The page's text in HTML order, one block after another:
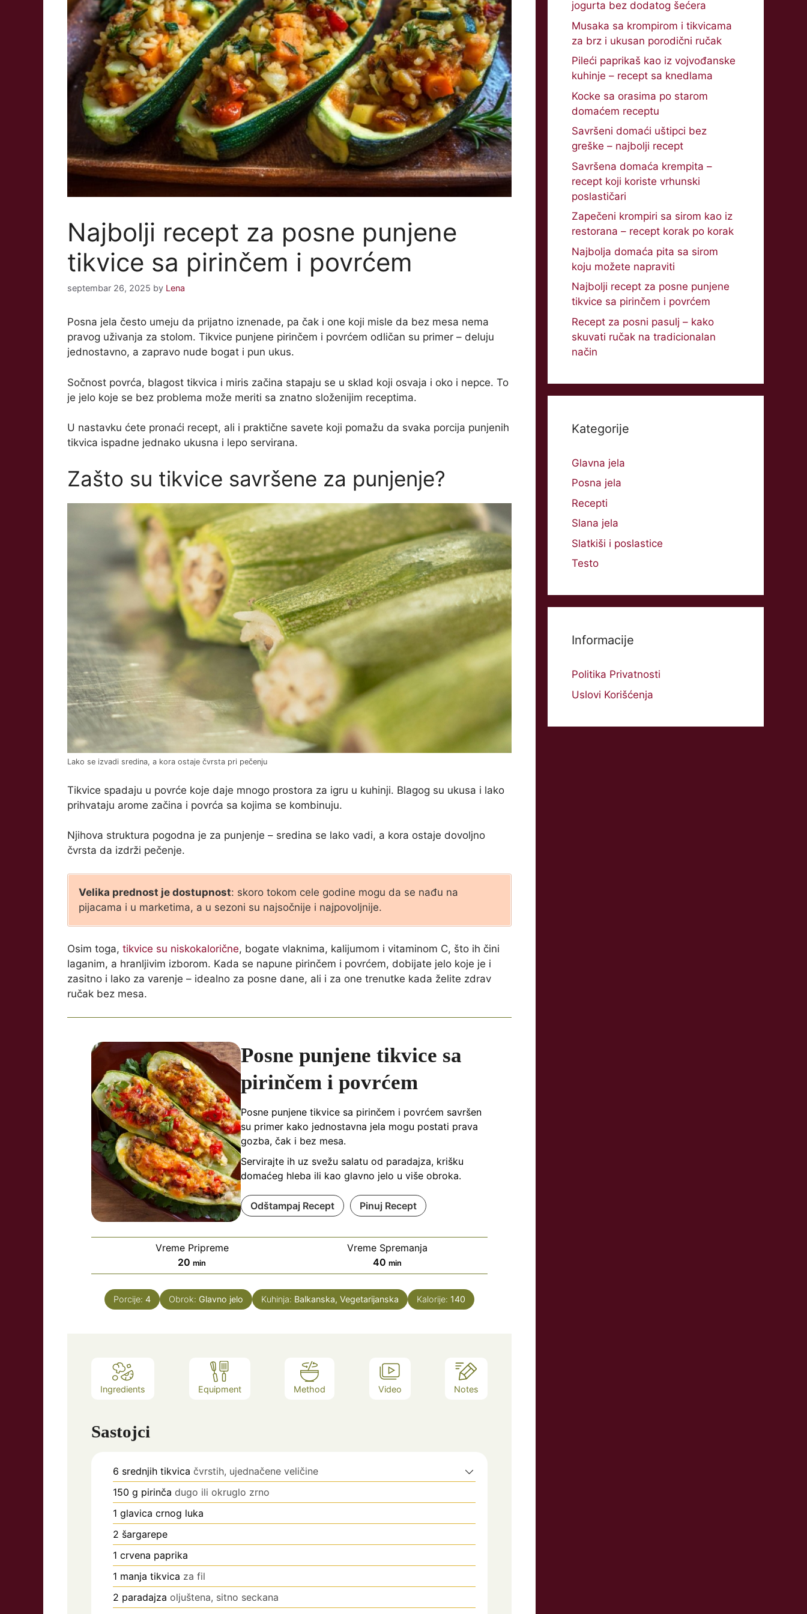
Najbolji recept za posne punjene
tikvice sa pirinčem i povrćem
septembar 26, 2025 by Lena
Posna jela često umeju da prijatno iznenade, pa čak i one koji misle da bez mesa nema
pravog uživanja za stolom. Tikvice punjene pirinčem i povrćem odličan su primer – deluju
jednostavno, a zapravo nude bogat i pun ukus.
Sočnost povrća, blagost tikvica i miris začina stapaju se u sklad koji osvaja i oko i nepce. To
je jelo koje se bez problema može meriti sa znatno složenijim receptima.
U nastavku ćete pronaći recept, ali i praktične savete koji pomažu da svaka porcija punjenih
tikvica ispadne jednako ukusna i lepo servirana.
Zašto su tikvice savršene za punjenje?
Lako se izvadi sredina, a kora ostaje čvrsta pri pečenju
Tikvice spadaju u povrće koje daje mnogo prostora za igru u kuhinji. Blagog su ukusa i lako
prihvataju arome začina i povrća sa kojima se kombinuju.
Njihova struktura pogodna je za punjenje – sredina se lako vadi, a kora ostaje dovoljno
čvrsta da izdrži pečenje.
Velika prednost je dostupnost: skoro tokom cele godine mogu da se nađu na
pijacama i u marketima, a u sezoni su najsočnije i najpovoljnije.
Osim toga, tikvice su niskokalorične, bogate vlaknima, kalijumom i vitaminom C, što ih čini
laganim, a hranljivim izborom. Kada se napune pirinčem i povrćem, dobijate jelo koje je i
zasitno i lako za varenje – idealno za posne dane, ali i za one trenutke kada želite zdrav
ručak bez mesa.
Posne punjene tikvice sa
pirinčem i povrćem
Posne punjene tikvice sa pirinčem i povrćem savršen
su primer kako jednostavna jela mogu postati prava
gozba, čak i bez mesa.
Servirajte ih uz svežu salatu od paradajza, krišku
domaćeg hleba ili kao glavno jelo u više obroka.
Odštampaj Recept Pinuj Recept
Vreme Pripreme
20 minutes
min
Vreme Spremanja
40minutes
min
Porcije: 4 Obrok: Glavno jelo Kuhinja: Balkanska, Vegetarijanska Kalorije: 140
Ingredients Equipment Method Video Notes
Sastojci
6 srednjih tikvica čvrstih, ujednačene veličine
150 g pirinča dugo ili okruglo zrno
1 glavica crnog luka
2 šargarepe
1 crvena paprika
1 manja tikvica za fil
2 paradajza oljuštena, sitno seckana
jogurta bez dodatog šećera
Musaka sa krompirom i tikvicama
za brz i ukusan porodični ručak
Pileći paprikaš kao iz vojvođanske
kuhinje – recept sa knedlama
Kocke sa orasima po starom
domaćem receptu
Savršeni domaći uštipci bez
greške – najbolji recept
Savršena domaća krempita –
recept koji koriste vrhunski
poslastičari
Zapečeni krompiri sa sirom kao iz
restorana – recept korak po korak
Najbolja domaća pita sa sirom
koju možete napraviti
Najbolji recept za posne punjene
tikvice sa pirinčem i povrćem
Recept za posni pasulj – kako
skuvati ručak na tradicionalan
način
Kategorije
Glavna jela
Posna jela
Recepti
Slana jela
Slatkiši i poslastice
Testo
Informacije
Politika Privatnosti
Uslovi Korišćenja